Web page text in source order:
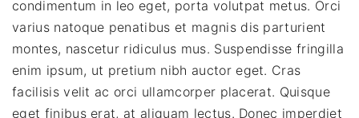
condimentum in leo eget, porta volutpat metus. Orci
varius natoque penatibus et magnis dis parturient
montes, nascetur ridiculus mus. Suspendisse fringilla
enim ipsum, ut pretium nibh auctor eget. Cras
facilisis velit ac orci ullamcorper placerat. Quisque
eget finibus erat, at aliquam lectus. Donec imperdiet